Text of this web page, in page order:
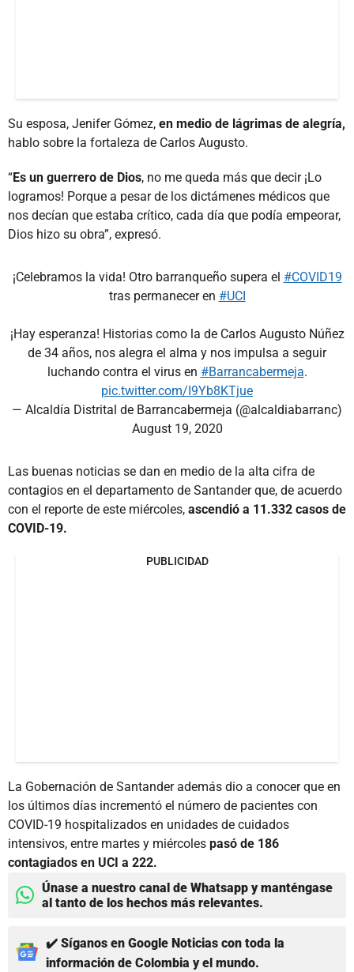
Su esposa, Jenifer Gómez, en medio de lágrimas de alegría,
hablo sobre la fortaleza de Carlos Augusto.
“Es un guerrero de Dios, no me queda más que decir ¡Lo
logramos! Porque a pesar de los dictámenes médicos que
nos decían que estaba crítico, cada día que podía empeorar,
Dios hizo su obra”, expresó.
¡Celebramos la vida! Otro barranqueño supera el #COVID19
tras permanecer en #UCI
¡Hay esperanza! Historias como la de Carlos Augusto Núñez
de 34 años, nos alegra el alma y nos impulsa a seguir
luchando contra el virus en #Barrancabermeja.
pic.twitter.com/I9Yb8KTjue
— Alcaldía Distrital de Barrancabermeja (@alcaldiabarranc)
August 19, 2020
Las buenas noticias se dan en medio de la alta cifra de
contagios en el departamento de Santander que, de acuerdo
con el reporte de este miércoles, ascendió a 11.332 casos de
COVID-19.
PUBLICIDAD
La Gobernación de Santander además dio a conocer que en
los últimos días incrementó el número de pacientes con
COVID-19 hospitalizados en unidades de cuidados
intensivos, entre martes y miércoles pasó de 186
contagiados en UCI a 222.
Únase a nuestro canal de Whatsapp y manténgase
al tanto de los hechos más relevantes.
✔️ Síganos en Google Noticias con toda la
información de Colombia y el mundo.